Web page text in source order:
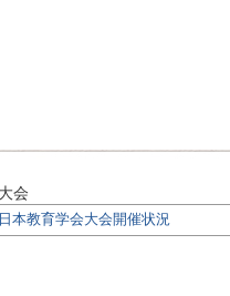
日本教育学会大会開催状況